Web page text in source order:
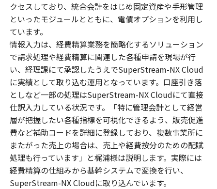
クセスしており、統合会計をはじめ固定資産や手形管理
といったモジュールとともに、電債オプションを利用し
ています。
情報入力は、経費精算業務を簡略化するソリューション
で請求処理や経費精算に関連した各種申請を現場が行
い、経理課にて承認したうえでSuperStream-NX Cloud
に実績として取り込む運用となっています。口座引き落
としなど一部の処理はSuperStream-NX Cloudにて直接
仕訳入力している状況です。「特に管理会計として経営
層が把握したい各種指標を可視化できるよう、販売促進
費など補助コードを詳細に登録しており、複数事業所に
またがった売上の場合は、売上や経費按分のための配賦
処理も行っています」と梶浦様は説明します。実際には
経費精算の仕組みから基幹システムで変換を行い、
SuperStream-NX Cloudに取り込んでいます。